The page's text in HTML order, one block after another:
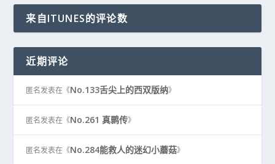
来自ITUNES的评论数
近期评论
匿名发表在《No.133舌尖上的西双版纳》
匿名发表在《No.261 真鹮传》
匿名发表在《No.284能救人的迷幻小蘑菇》